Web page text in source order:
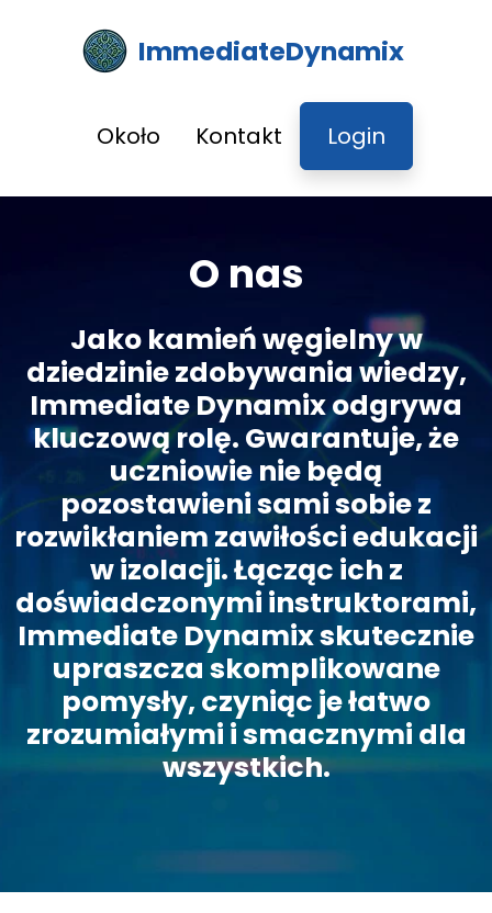
ImmediateDynamix
Około Kontakt Login
O nas
Jako kamień węgielny w
dziedzinie zdobywania wiedzy,
Immediate Dynamix odgrywa
kluczową rolę. Gwarantuje, że
uczniowie nie będą
pozostawieni sami sobie z
rozwikłaniem zawiłości edukacji
w izolacji. Łącząc ich z
doświadczonymi instruktorami,
Immediate Dynamix skutecznie
upraszcza skomplikowane
pomysły, czyniąc je łatwo
zrozumiałymi i smacznymi dla
wszystkich.